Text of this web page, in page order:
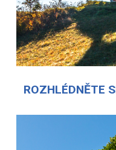
ROZHLÉDNĚTE